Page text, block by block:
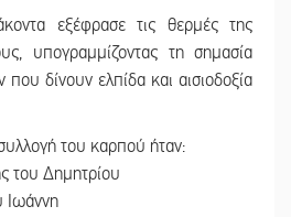
εξέφρασε τις θερμές της
υπογραμμίζοντας τη σημασία
δίνουν ελπίδα και αισιοδοξία
του καρπού ήταν:
του Δημητρίου
Ιωάννη